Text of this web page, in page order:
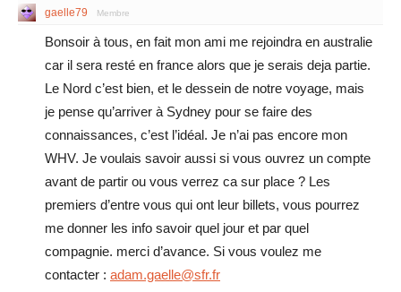
gaelle79 Membre
Bonsoir à tous, en fait mon ami me rejoindra en australie
car il sera resté en france alors que je serais deja partie.
Le Nord c’est bien, et le dessein de notre voyage, mais
je pense qu’arriver à Sydney pour se faire des
connaissances, c’est l’idéal. Je n’ai pas encore mon
WHV. Je voulais savoir aussi si vous ouvrez un compte
avant de partir ou vous verrez ca sur place ? Les
premiers d’entre vous qui ont leur billets, vous pourrez
me donner les info savoir quel jour et par quel
compagnie. merci d’avance. Si vous voulez me
contacter : adam.gaelle@sfr.fr